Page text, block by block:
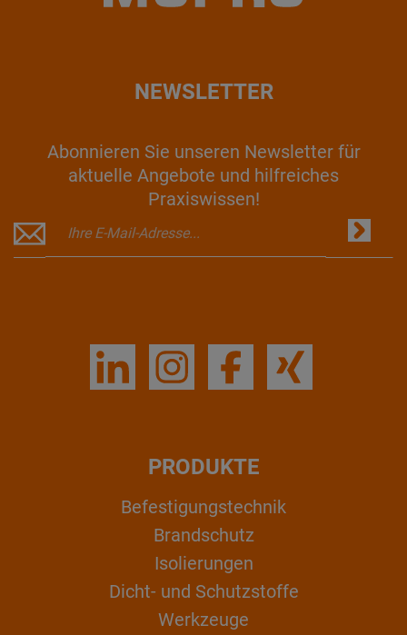
NEWSLETTER
Abonnieren Sie unseren Newsletter für
aktuelle Angebote und hilfreiches
Praxiswissen!
PRODUKTE
Befestigungstechnik
Brandschutz
Isolierungen
Dicht- und Schutzstoffe
Werkzeuge